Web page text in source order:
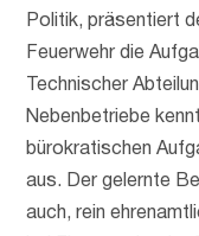
Politik, präsentiert
Feuerwehr die
Technischer
Nebenbetriebe
bürokratischen
aus. Der gelernte
auch, rein